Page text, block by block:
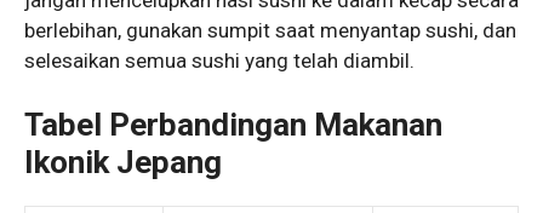
berlebihan, gunakan sumpit saat menyantap sushi, dan
selesaikan semua sushi yang telah diambil.
Tabel Perbandingan Makanan
Ikonik Jepang